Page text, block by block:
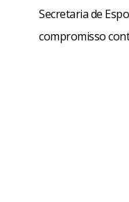
Secretaria de
compromisso